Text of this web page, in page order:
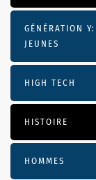
GÉNÉRATION
JEUNES
HIGH TECH
HISTOIRE
HOMMES